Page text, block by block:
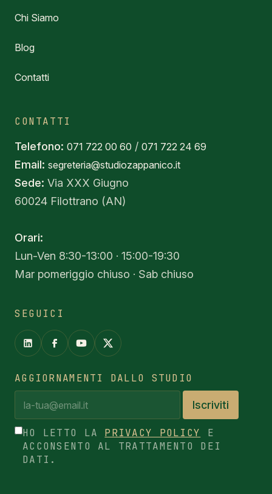
Chi Siamo
Blog
Contatti
CONTATTI
Telefono: 071 722 00 60 / 071 722 24 69
Email: segreteria@studiozappanico.it
Sede: Via XXX Giugno
60024 Filottrano (AN)
Orari:
Lun-Ven 8:30-13:00 · 15:00-19:30
Mar pomeriggio chiuso · Sab chiuso
SEGUICI
AGGIORNAMENTI DALLO STUDIO
Iscriviti
HO LETTO LA PRIVACY POLICY
E
ACCONSENTO AL TRATTAMENTO DEI
DATI.